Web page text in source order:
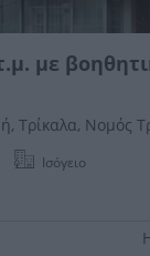
με
Τρίκαλα, Νομός
Ισόγειο